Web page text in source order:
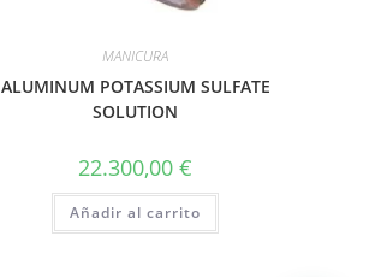
MANICURA
ALUMINUM POTASSIUM SULFATE
SOLUTION
22.300,00€
Añadir al carrito